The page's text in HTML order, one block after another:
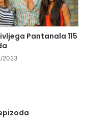
Pantanala 115
2023